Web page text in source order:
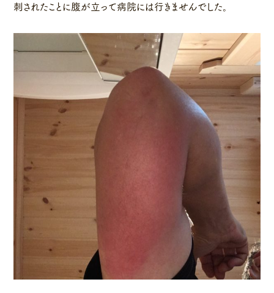
刺されたことに腹が立って病院には行きませんでした。